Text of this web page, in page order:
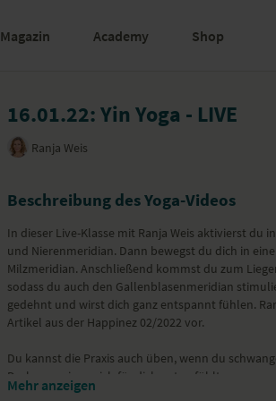
Magazin Academy Shop
16.01.22: Yin Yoga - LIVE
Ranja Weis
Beschreibung des Yoga-Videos
In dieser Live-Klasse mit Ranja Weis aktivierst du
und Nierenmeridian. Dann bewegst du dich in
Milzmeridian. Anschließend kommst du zum
sodass du auch den Gallenblasenmeridian
gedehnt und wirst dich ganz entspannt fühlen.
Artikel aus der Happinez 02/2022 vor.
Du kannst die Praxis auch üben, wenn du
Drehung, wie es sich für dich gut anfühlt.
Mehr anzeigen